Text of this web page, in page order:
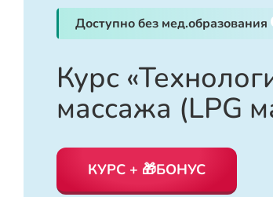
Доступно без мед.образования
Курс
массажа (LPG
КУРС + 🎁БОНУС